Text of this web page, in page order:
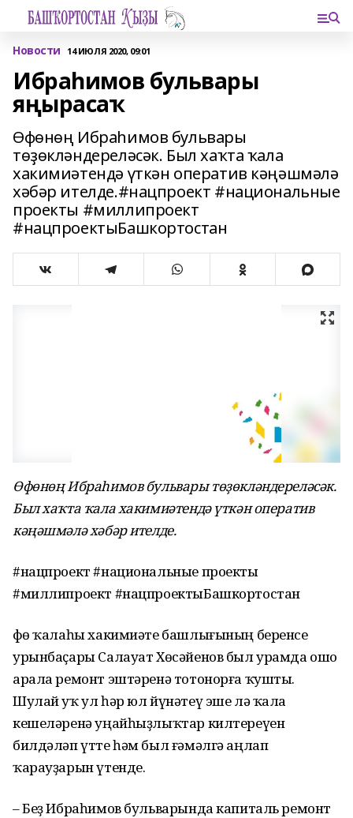
Новости 14 ИЮЛЯ 2020, 09:01
Ибраһимов бульвары
яңырасаҡ
Өфөнөң Ибраһимов бульвары
төҙөкләндереләсәк. Был хаҡта ҡала
хакимиәтендә үткән оператив кәңәшмәлә
хәбәр ителде.#нацпроект #национальные
проекты #миллипроект
#нацпроектыБашкортостан
Өфөнөң Ибраһимов бульвары төҙөкләндереләсәк.
Был хаҡта ҡала хакимиәтендә үткән оператив
кәңәшмәлә хәбәр ителде.
#нацпроект #национальные проекты
#миллипроект #нацпроектыБашкортостан
Өфө ҡалаһы хакимиәте башлығының беренсе
урынбаҫары Салауат Хөсәйенов был урамда ошо
арала ремонт эштәренә тотонорға ҡушты.
Шулай уҡ ул һәр юл йүнәтеү эше лә ҡала
кешеләренә уңайһыҙлыҡтар килтереүен
билдәләп үтте һәм был ғәмәлгә аңлап
ҡарауҙарын үтенде.
– Беҙ Ибраһимов бульварында капиталь ремонт